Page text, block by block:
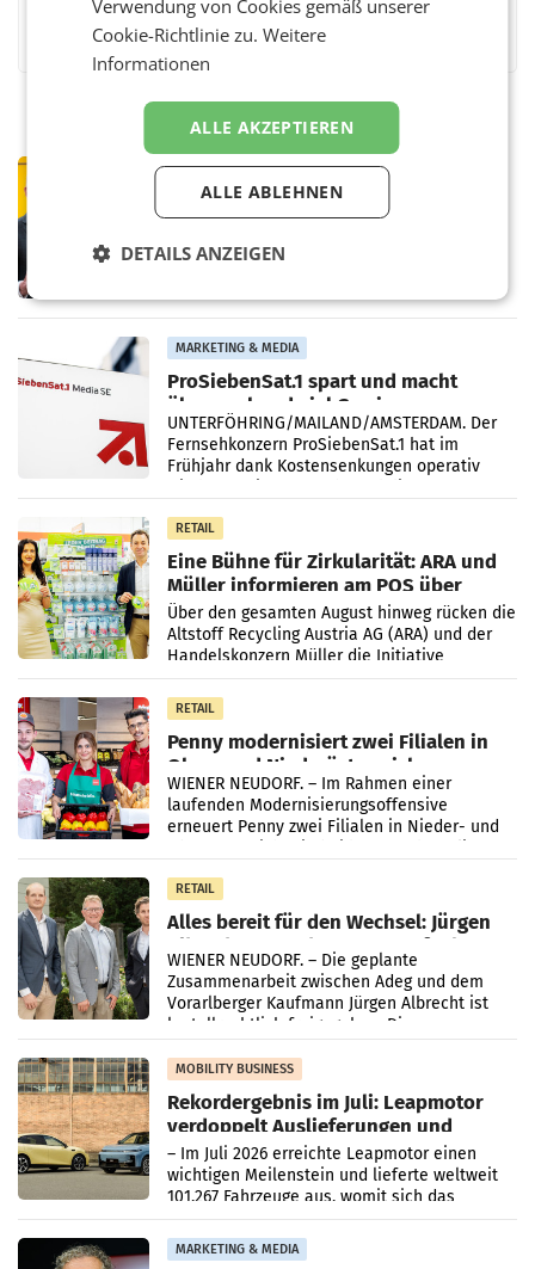
FacebookTwitterMessengerWhatsAppLinkedInXING Teilen
PRIMENEWS
Österreichische Post: Umsatzplus im
ersten Halbjahr trotz schwachem
Briefgeschäft
WIEN Die Österreichische Post AG hat im
von 1.544,0 Mio. EUR erwirtschaftet, was
einem Plus von 3,8 Prozent gegenüber dem
Vergleichszeitraum
MARKETING & MEDIA
ProSiebenSat.1 spart und macht
überraschend viel Gewinn
UNTERFÖHRING/MAILAND/AMSTERDAM. Der
Fernsehkonzern ProSiebenSat.1 hat im
Frühjahr dank Kostensenkungen operativ
RETAIL
Eine Bühne für Zirkularität: ARA und
Müller informieren am POS über
Kreislauffähigkeit
Über den gesamten August hinweg rücken die
Altstoff Recycling Austria AG (ARA) und der
Handelskonzern Müller die Initiative
„Kreislauf-Helden“ in allen österreichischen
Müller-Filialen
RETAIL
Penny modernisiert zwei Filialen in
Ober- und Niederösterreich
WIENER NEUDORF. – Im Rahmen einer
laufenden Modernisierungsoffensive
erneuert Penny zwei Filialen in Nieder- und
RETAIL
Alles bereit für den Wechsel: Jürgen
Albrecht setzt ab 1.1.2027 auf Adeg
WIENER NEUDORF. – Die geplante
Zusammenarbeit zwischen Adeg und dem
Vorarlberger Kaufmann Jürgen Albrecht ist
kartellrechtlich freigegeben: Die
Bundeswettbewerbsbehörde und der
Bundeskartellanwalt
MOBILITY BUSINESS
Rekordergebnis im Juli: Leapmotor
verdoppelt Auslieferungen und
überschreitet die 100.000er-Marke
– Im Juli 2026 erreichte Leapmotor einen
wichtigen Meilenstein und lieferte weltweit
101.267 Fahrzeuge aus, womit sich das
Ergebnis gegenüber Juli 2025 mehr als
verdoppelte (+102
MARKETING & MEDIA
Verwendung von Cookies gemäß unserer
Cookie-Richtlinie zu.Weitere
Informationen
ALLE AKZEPTIEREN
ALLE ABLEHNEN
DETAILS ANZEIGEN